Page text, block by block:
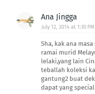
Ana Jingga
July 12, 2014 at 1:30 PM
Sha, kak ana
ramai murid
lelaki,yang lain
teballah koleksi
gantung2 buat
dapat yang